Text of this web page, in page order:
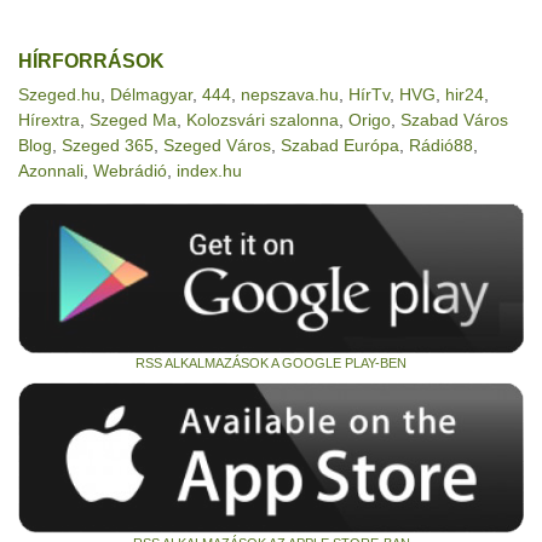
HÍRFORRÁSOK
Szeged.hu Délmagyar, 444 nepszava.hu HírTv, HVG hir24
Hírextra Szeged Ma Kolozsvári szalonna Origo Szabad Város
Blog Szeged 365 Szeged Város Szabad Európa Rádió88
Azonnali Webrádió index.hu
RSS ALKALMAZÁSOK A GOOGLE PLAY-BEN